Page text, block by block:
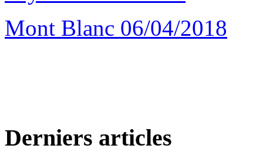
Mont Blanc 06/04/2018
Derniers articles